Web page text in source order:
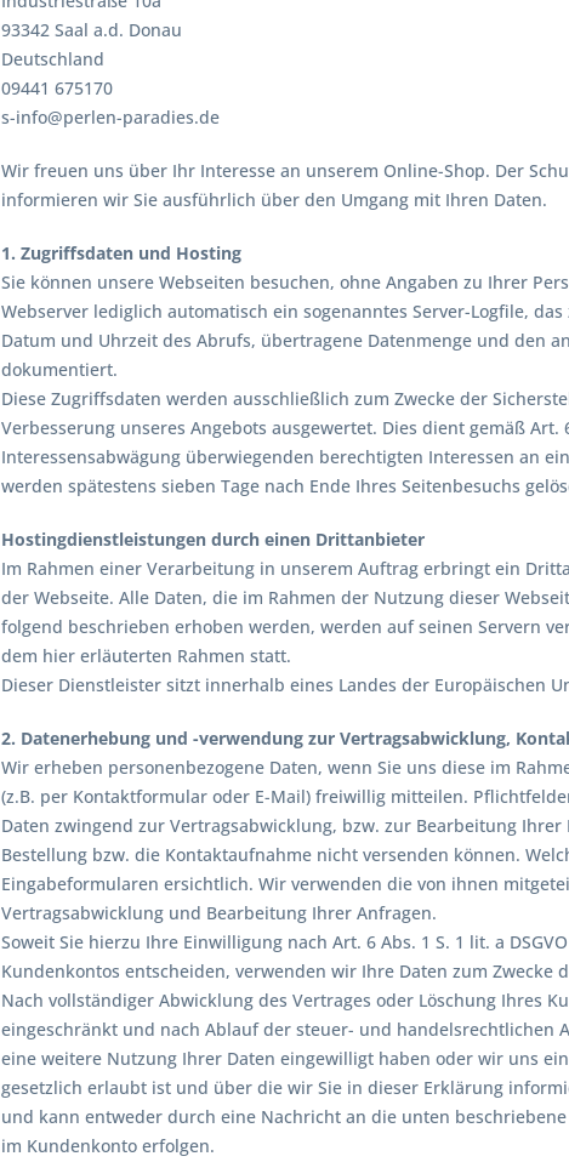
93342 Saal a.d. Donau
Deutschland
09441 675170
s-info@perlen-paradies.de
Wir freuen uns über Ihr Interesse an unserem Online-Shop. Der
informieren wir Sie ausführlich über den Umgang mit Ihren Daten.
1. Zugriffsdaten und Hosting
Sie können unsere Webseiten besuchen, ohne Angaben zu Ihrer
Webserver lediglich automatisch ein sogenanntes Server-Logfile,
Datum und Uhrzeit des Abrufs, übertragene Datenmenge und den
dokumentiert.
Diese Zugriffsdaten werden ausschließlich zum Zwecke der
Verbesserung unseres Angebots ausgewertet. Dies dient gemäß
Interessensabwägung überwiegenden berechtigten Interessen an
werden spätestens sieben Tage nach Ende Ihres Seitenbesuchs
Hostingdienstleistungen durch einen Drittanbieter
Im Rahmen einer Verarbeitung in unserem Auftrag erbringt ein
der Webseite. Alle Daten, die im Rahmen der Nutzung dieser
folgend beschrieben erhoben werden, werden auf seinen Servern
dem hier erläuterten Rahmen statt.
Dieser Dienstleister sitzt innerhalb eines Landes der Europäischen
2. Datenerhebung und -verwendung zur Vertragsabwicklung,
Wir erheben personenbezogene Daten, wenn Sie uns diese im
(z.B. per Kontaktformular oder E-Mail) freiwillig mitteilen.
Daten zwingend zur Vertragsabwicklung, bzw. zur Bearbeitung
Bestellung bzw. die Kontaktaufnahme nicht versenden können.
Eingabeformularen ersichtlich. Wir verwenden die von ihnen
Vertragsabwicklung und Bearbeitung Ihrer Anfragen.
Soweit Sie hierzu Ihre Einwilligung nach Art. 6 Abs. 1 S. 1 lit. a
Kundenkontos entscheiden, verwenden wir Ihre Daten zum Zwecke
Nach vollständiger Abwicklung des Vertrages oder Löschung Ihres
eingeschränkt und nach Ablauf der steuer- und handelsrechtlichen
eine weitere Nutzung Ihrer Daten eingewilligt haben oder wir uns
gesetzlich erlaubt ist und über die wir Sie in dieser Erklärung
und kann entweder durch eine Nachricht an die unten
im Kundenkonto erfolgen.